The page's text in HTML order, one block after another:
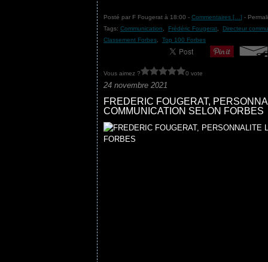
Posté par F Fougerat à 18:00 - Commentaires [ ] -
Tags: Communication Frédéric Fougerat Directeur
Classement Forbes
Top 100 Forbes
Vous aimez ? 0 vote
24 novembre 2021
FREDERIC FOUGERAT,
COMMUNICATION SELON FORBES